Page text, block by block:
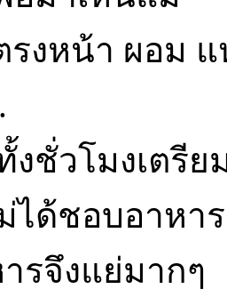
งหน้า ผอม
งชั่วโมงเตรี
ได้ชอบอาห
รจึงแย่มากๆ